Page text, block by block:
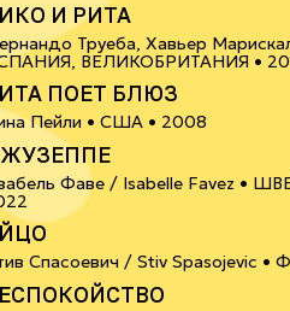
И РИТА
Труеба, Хавьер
ВЕЛИКОБРИТАНИЯ •
ПОЕТ БЛЮЗ
Пейли • США • 2008
Фаве / Isabelle Favez •
Спасоевич / Stiv Spasojevic •